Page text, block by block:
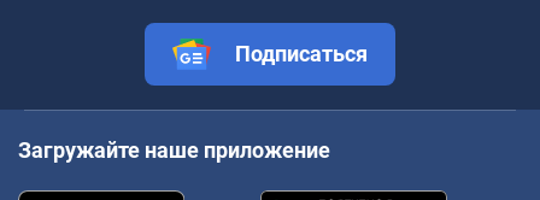
Подписаться
Загружайте наше приложение